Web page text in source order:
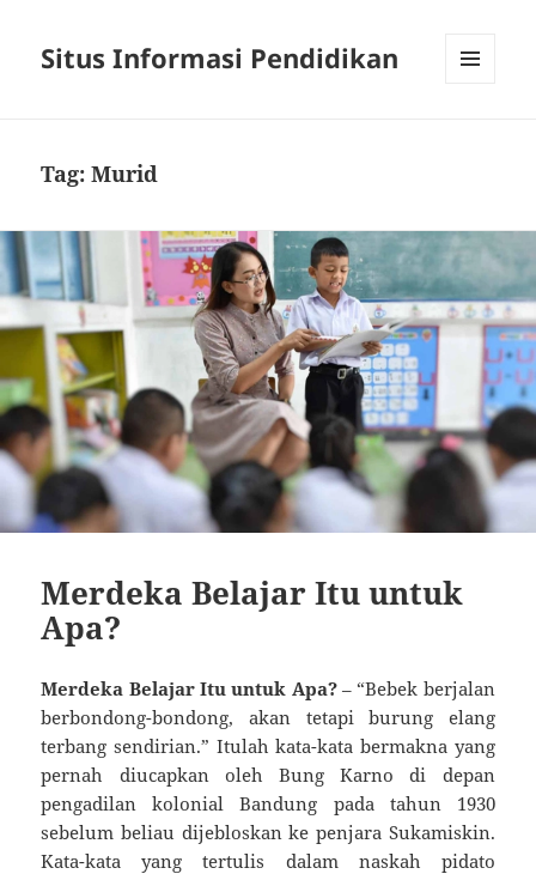
Situs Informasi Pendidikan
Tag:Murid
Merdeka Belajar Itu untuk
Apa?
Merdeka Belajar Itu untuk Apa?– “Bebek berjalan
berbondong-bondong, akan tetapi burung elang
terbang sendirian.” Itulah kata-kata bermakna yang
pernah diucapkan oleh Bung Karno di depan
pengadilan kolonial Bandung pada tahun 1930
sebelum beliau dijebloskan ke penjara Sukamiskin.
Kata-kata yang tertulis dalam naskah pidato